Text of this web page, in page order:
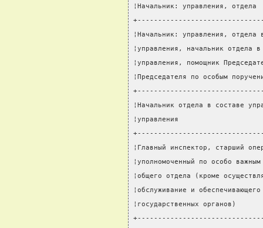
¦Начальник: управления,
¦Начальник: управления,
¦управления, начальник
¦управления, помощник
¦Председателя по особым
¦Начальник отдела в составе
¦управления
¦Главный инспектор,
¦уполномоченный по особо
¦общего отдела (кроме
¦обслуживание и
¦государственных